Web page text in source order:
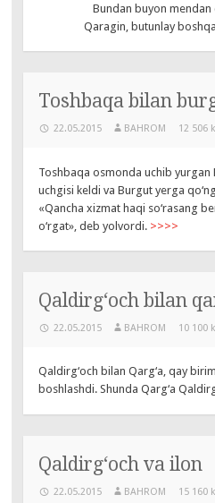
Bundan buyon mendan
Qaragin, butunlay
Toshbaqa bilan
22.05.2015 BAHROM 12 506
Toshbaqa osmonda uchib yurgan
uchgisi keldi va Burgut yerga
«Qancha xizmat haqi so‘rasang
o‘rgat», deb yolvordi. >>>>
Qaldirg‘och bilan
22.05.2015 BAHROM 10 100
Qaldirg‘och bilan Qarg‘a, qay
boshlashdi. Shunda Qarg‘a
Qaldirg‘och va ilon
22.05.2015 BAHROM 15 160